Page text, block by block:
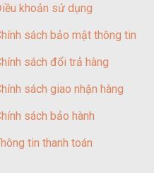
khoản sử dụng
sách bảo mật thông tin
sách đổi trả hàng
sách giao nhận hàng
sách bảo hành
tin thanh toán